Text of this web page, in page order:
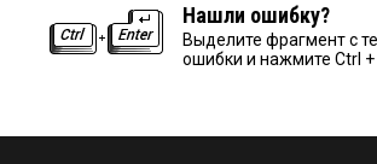
Нашли ошибку?
Выделите фрагмент с
ошибки и нажмите Ctrl +